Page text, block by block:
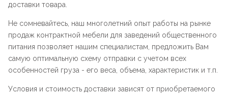
доставки товара.
Не сомневайтесь, наш многолетний опыт работы на рынке
продаж контрактной мебели для заведений общественного
питания позволяет нашим специалистам, предложить Вам
самую оптимальную схему отправки с учетом всех
особенностей груза - его веса, объема, характеристик и т.п.
Условия и стоимость доставки зависят от приобретаемого